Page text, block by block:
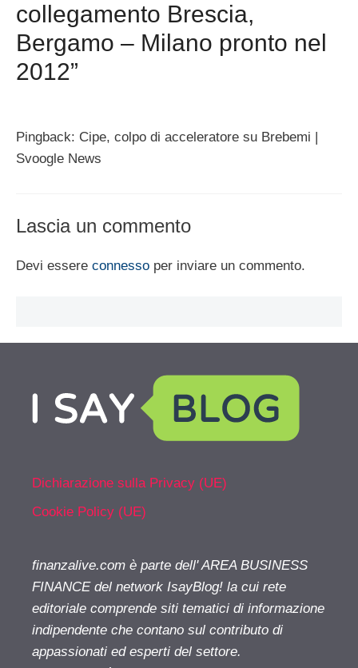
collegamento Brescia,
Bergamo – Milano pronto nel
2012”
Pingback: Cipe, colpo di acceleratore su Brebemi |
Svoogle News
Lascia un commento
Devi essere connesso per inviare un commento.
Dichiarazione sulla Privacy (UE)
Cookie Policy (UE)
finanzalive.com è parte dell' AREA BUSINESS
FINANCE del network IsayBlog! la cui rete
editoriale comprende siti tematici di informazione
indipendente che contano sul contributo di
appassionati ed esperti del settore.